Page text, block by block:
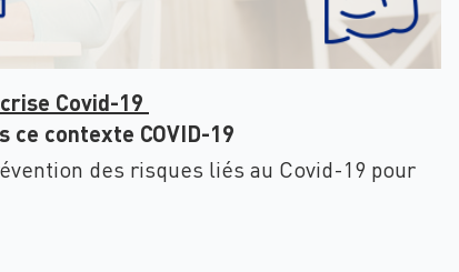
Covid-19
contexte COVID-19
des risques liés au Covid-19 pour